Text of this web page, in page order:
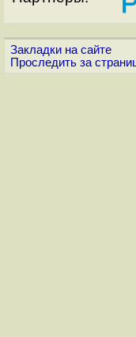
Закладки на сайте
Проследить за